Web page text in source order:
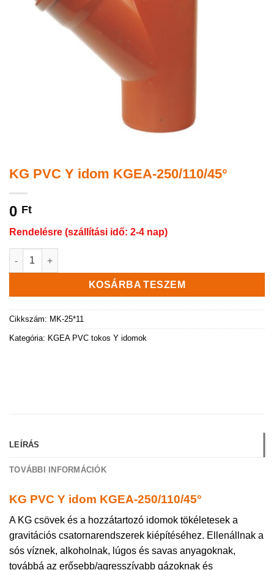
KG PVC Y idom KGEA-250/110/45°
0 Ft
Rendelésre (szállítási idő: 2-4 nap)
KG PVC Y idom KGEA-250/110/45° mennyiség
KOSÁRBA TESZEM
Cikkszám: MK-25*11
Kategória: KGEA PVC tokos Y idomok
LEÍRÁS
TOVÁBBI INFORMÁCIÓK
KG PVC Y idom KGEA-250/110/45°
A KG csövek és a hozzátartozó idomok tökéletesek a
gravitációs csatornarendszerek kiépítéséhez. Ellenállnak a
sós víznek, alkoholnak, lúgos és savas anyagoknak,
továbbá az erősebb/agresszívabb gázoknak és